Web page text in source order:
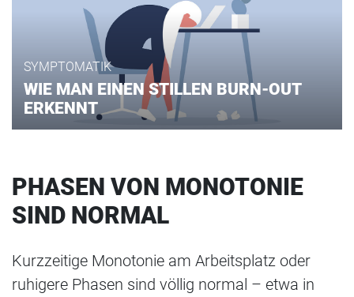
SYMPTOMATIK
WIE MAN EINEN STILLEN BURN-OUT
ERKENNT
PHASEN VON MONOTONIE
SIND NORMAL
Kurzzeitige Monotonie am Arbeitsplatz oder
ruhigere Phasen sind völlig normal – etwa in